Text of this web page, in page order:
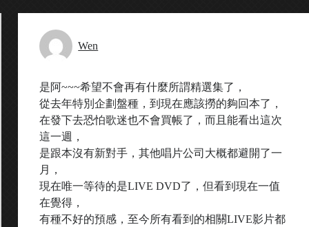
Wen
是阿~~~希望不會再有什麼所謂精選集了，
從去年特別企劃盤種，到現在應該撈的夠回本了，
在發下去恐怕歌迷也不會買帳了，而且能看出這次
這一週，
是跟本沒有新對手，其他唱片公司大概都避開了一
月，
現在唯一等待的是LIVE DVD了，但看到現在一值
在覺得，
有種不好的預感，至今所有看到的相關LIVE影片都